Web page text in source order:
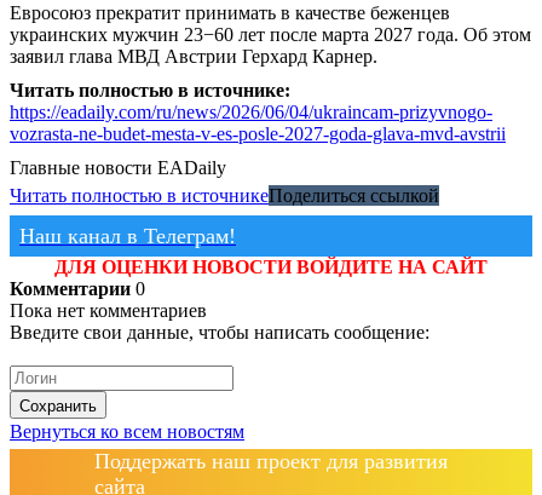
Евросоюз прекратит принимать в качестве беженцев
украинских мужчин 23−60 лет после марта 2027 года. Об этом
заявил глава МВД Австрии Герхард Карнер.
Читать полностью в источнике:
https://eadaily.com/ru/news/2026/06/04/ukraincam-prizyvnogo-
vozrasta-ne-budet-mesta-v-es-posle-2027-goda-glava-mvd-avstrii
Главные новости EADaily
Читать полностью в источникеПоделиться ссылкой
Наш канал в Телеграм!
ДЛЯ ОЦЕНКИ НОВОСТИ ВОЙДИТЕ НА САЙТ
Комментарии 0
Пока нет комментариев
Введите свои данные, чтобы написать сообщение:
Сохранить
Вернуться ко всем новостям
Поддержать наш проект для развития
сайта